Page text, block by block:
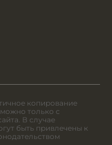
копирование
только с
В случае
быть привлечены к